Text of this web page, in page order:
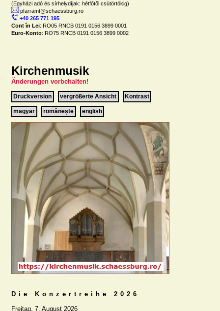
pfarramt@schaessburg.ro
+40 265 771 195
Cont în Lei
Euro-Konto: RO75 RNCB 0191 0156 3899 0002
Kirchenmusik
Änderungen vorbehalten!
Druckversion vergrößerte Ansicht Kontrast
magyar românește english
Die Konzertreihe 2026
Freitag, 7. August 2026